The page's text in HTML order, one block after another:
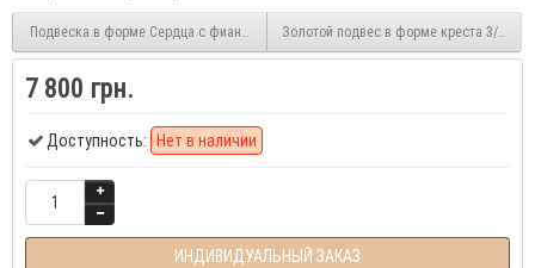
Подвеска в форме Сердца с фианитами 3/1022Золотой подвес в форме креста 3/1044
7 800 грн.
Доступность: Нет в наличии
ИНДИВИДУАЛЬНЫЙ ЗАКАЗ